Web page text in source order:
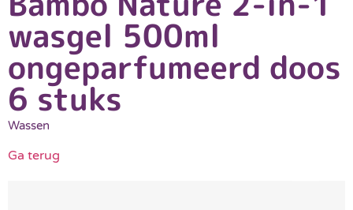
wasgel 500ml
ongeparfumeerd doos
6 stuks
Wassen
Ga terug